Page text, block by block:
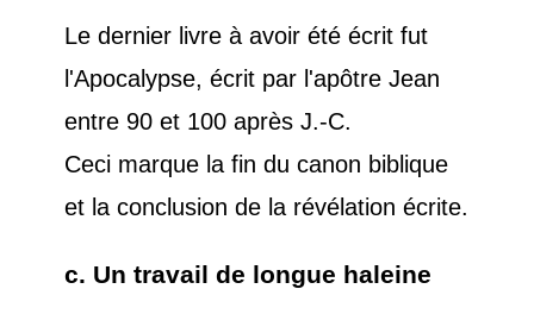
Le dernier livre à avoir été écrit fut
l'Apocalypse, écrit par l'apôtre Jean
entre 90 et 100 après J.-C.
Ceci marque la fin du canon biblique
et la conclusion de la révélation écrite.
c. Un travail de longue haleine